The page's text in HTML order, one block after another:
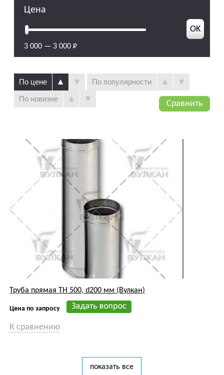
Цена
3 000 — 3 000
По цене
По популярности
По новизне
Сравнить
Труба прямая ТН 500, d200 мм (Вулкан)
Цена по запросу
К сравнению
показать все